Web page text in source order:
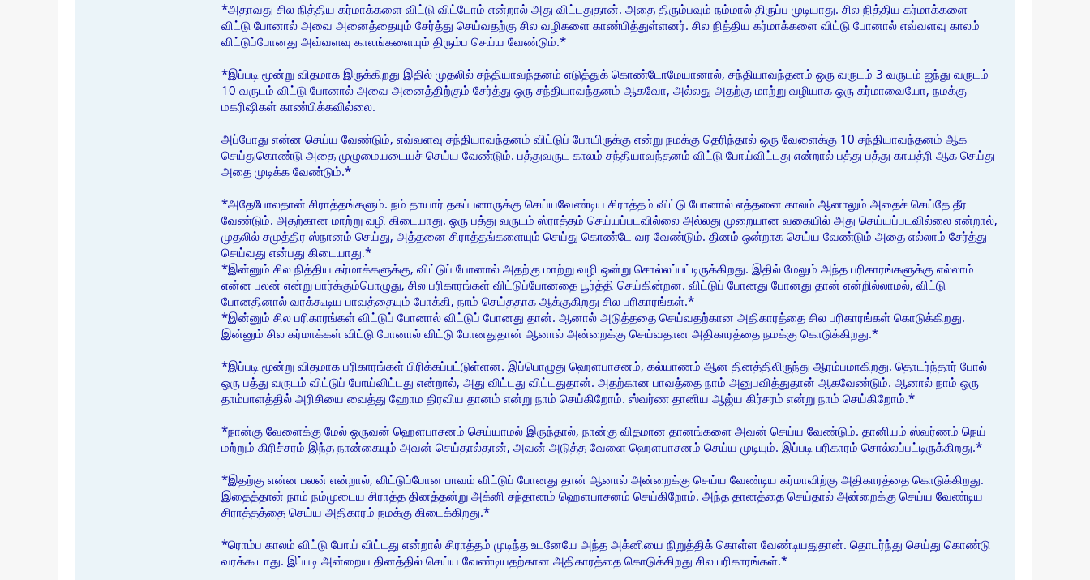
*அதாவது சில நித்திய கர்மாக்களை விட்டு விட்டோம் என்றால் அது விட்டதுதான். அதை திரும்பவும் நம்மால் திருப்ப முடியாது. சில நித்திய கர்மாக்களை
விட்டு போனால் அவை அனைத்தையும் சேர்த்து செய்வதற்கு சில வழிகளை காண்பித்துள்ளனர். சில நித்திய கர்மாக்களை விட்டு போனால் எவ்வளவு காலம்
விட்டுப்போனது அவ்வளவு காலங்களையும் திரும்ப செய்ய வேண்டும்.*
*இப்படி மூன்று விதமாக இருக்கிறது இதில் முதலில் சந்தியாவந்தனம் எடுத்துக் கொண்டோமேயானால், சந்தியாவந்தனம் ஒரு வருடம் 3 வருடம் ஐந்து வருடம்
10 வருடம் விட்டு போனால் அவை அனைத்திற்கும் சேர்த்து ஒரு சந்தியாவந்தனம் ஆகவோ, அல்லது அதற்கு மாற்று வழியாக ஒரு கர்மாவையோ, நமக்கு
மகரிஷிகள் காண்பிக்கவில்லை.
அப்போது என்ன செய்ய வேண்டும், எவ்வளவு சந்தியாவந்தனம் விட்டுப் போயிருக்கு என்று நமக்கு தெரிந்தால் ஒரு வேளைக்கு 10 சந்தியாவந்தனம் ஆக
செய்துகொண்டு அதை முழுமையடையச் செய்ய வேண்டும். பத்துவருட காலம் சந்தியாவந்தனம் விட்டு போய்விட்டது என்றால் பத்து பத்து காயத்ரி ஆக செய்து
அதை முடிக்க வேண்டும்.*
*அதேபோலதான் சிராத்தங்களும். நம் தாயார் தகப்பனாருக்கு செய்யவேண்டிய சிராத்தம் விட்டு போனால் எத்தனை காலம் ஆனாலும் அதைச் செய்தே தீர
வேண்டும். அதற்கான மாற்று வழி கிடையாது. ஒரு பத்து வருடம் ஸ்ராத்தம் செய்யப்படவில்லை அல்லது முறையான வகையில் அது செய்யப்படவில்லை என்றால்,
முதலில் சமுத்திர ஸ்நானம் செய்து, அத்தனை சிராத்தங்களையும் செய்து கொண்டே வர வேண்டும். தினம் ஒன்றாக செய்ய வேண்டும் அதை எல்லாம் சேர்த்து
செய்வது என்பது கிடையாது.*
*இன்னும் சில நித்திய கர்மாக்களுக்கு, விட்டுப் போனால் அதற்கு மாற்று வழி ஒன்று சொல்லப்பட்டிருக்கிறது. இதில் மேலும் அந்த பரிகாரங்களுக்கு எல்லாம்
என்ன பலன் என்று பார்க்கும்பொழுது, சில பரிகாரங்கள் விட்டுப்போனதை பூர்த்தி செய்கின்றன. விட்டுப் போனது போனது தான் என்றில்லாமல், விட்டு
போனதினால் வரக்கூடிய பாவத்தையும் போக்கி, நாம் செய்ததாக ஆக்குகிறது சில பரிகாரங்கள்.*
*இன்னும் சில பரிகாரங்கள் விட்டுப் போனால் விட்டுப் போனது தான். ஆனால் அடுத்ததை செய்வதற்கான அதிகாரத்தை சில பரிகாரங்கள் கொடுக்கிறது.
இன்னும் சில கர்மாக்கள் விட்டு போனால் விட்டு போனதுதான் ஆனால் அன்றைக்கு செய்வதான அதிகாரத்தை நமக்கு கொடுக்கிறது.*
*இப்படி மூன்று விதமாக பரிகாரங்கள் பிரிக்கப்பட்டுள்ளன. இப்பொழுது ஹௌபாசனம், கல்யாணம் ஆன தினத்திலிருந்து ஆரம்பமாகிறது. தொடர்ந்தார் போல்
ஒரு பத்து வருடம் விட்டுப் போய்விட்டது என்றால், அது விட்டது விட்டதுதான். அதற்கான பாவத்தை நாம் அனுபவித்துதான் ஆகவேண்டும். ஆனால் நாம் ஒரு
தாம்பாளத்தில் அரிசியை வைத்து ஹோம திரவிய தானம் என்று நாம் செய்கிறோம். ஸ்வர்ண தானிய ஆஜ்ய கிர்சரம் என்று நாம் செய்கிறோம்.*
*நான்கு வேளைக்கு மேல் ஒருவன் ஹௌபாசனம் செய்யாமல் இருந்தால், நான்கு விதமான தானங்களை அவன் செய்ய வேண்டும். தானியம் ஸ்வர்ணம் நெய்
மற்றும் கிரிச்சரம் இந்த நான்கையும் அவன் செய்தால்தான், அவன் அடுத்த வேளை ஹௌபாசனம் செய்ய முடியும். இப்படி பரிகாரம் சொல்லப்பட்டிருக்கிறது.*
*இதற்கு என்ன பலன் என்றால், விட்டுப்போன பாவம் விட்டுப் போனது தான் ஆனால் அன்றைக்கு செய்ய வேண்டிய கர்மாவிற்கு அதிகாரத்தை கொடுக்கிறது.
இதைத்தான் நாம் நம்முடைய சிராத்த தினத்தன்று அக்னி சந்தானம் ஹௌபாசனம் செய்கிறோம். அந்த தானத்தை செய்தால் அன்றைக்கு செய்ய வேண்டிய
சிராத்தத்தை செய்ய அதிகாரம் நமக்கு கிடைக்கிறது.*
*ரொம்ப காலம் விட்டு போய் விட்டது என்றால் சிராத்தம் முடிந்த உடனேயே அந்த அக்னியை நிறுத்திக் கொள்ள வேண்டியதுதான். தொடர்ந்து செய்து கொண்டு
வரக்கூடாது. இப்படி அன்றைய தினத்தில் செய்ய வேண்டியதற்கான அதிகாரத்தை கொடுக்கிறது சில பரிகாரங்கள்.*